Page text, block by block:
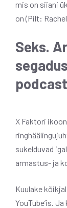
mis on siiani
on (Pilt:
Seks.
X Faktori
sukelduvad
armastus- ja
Kuulake
YouTube’is.